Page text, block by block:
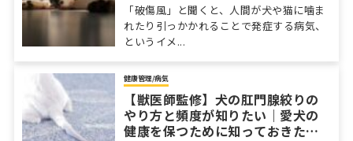
「破傷風」と聞くと、人間が犬や猫に噛ま
れたり引っかかれることで発症する病気、
というイメ...
健康管理/病気
【獣医師監修】犬の肛門腺絞りの
やり方と頻度が知りたい｜愛犬の
健康を保つために知っておきたい